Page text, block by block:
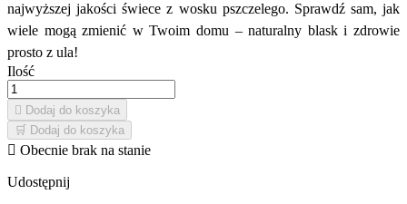
najwyższej jakości świece z wosku pszczelego. Sprawdź sam, jak
wiele mogą zmienić w Twoim domu – naturalny blask i zdrowie
prosto z ula!
Ilość
 Dodaj do koszyka
🛒 Dodaj do koszyka
 Obecnie brak na stanie
Udostępnij